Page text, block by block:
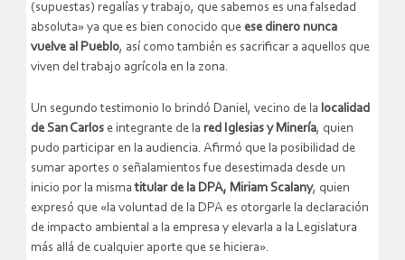
(supuestas) regalías y trabajo, que sabemos es una falsedad
absoluta» ya que es bien conocido que ese dinero nunca
vuelve al Pueblo, así como también es sacrificar a aquellos que
viven del trabajo agrícola en la zona.
Un segundo testimonio lo brindó Daniel, vecino de la localidad
de San Carlos e integrante de la red Iglesias y Minería, quien
pudo participar en la audiencia. Afirmó que la posibilidad de
sumar aportes o señalamientos fue desestimada desde un
inicio por la mismatitular de la DPA, Miriam Scalany, quien
expresó que «la voluntad de la DPA es otorgarle la declaración
de impacto ambiental a la empresa y elevarla a la Legislatura
más allá de cualquier aporte que se hiciera».